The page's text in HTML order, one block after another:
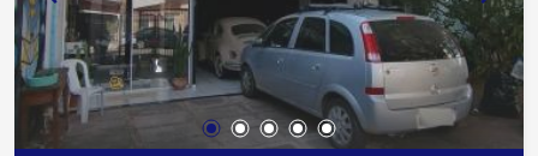
condomínio Ibiti do paço, Royal e Reserva.